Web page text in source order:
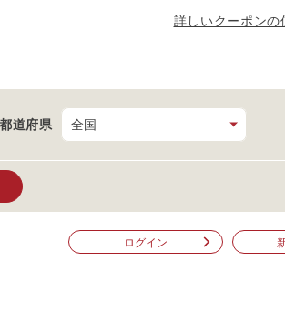
詳しいクーポンの
都道府県
ログイン